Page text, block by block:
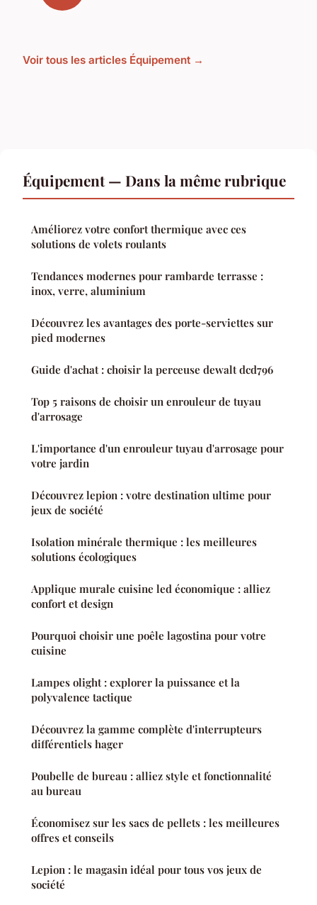
Voir tous les articles Équipement →
Équipement — Dans la même rubrique
Améliorez votre confort thermique avec ces
solutions de volets roulants
Tendances modernes pour rambarde terrasse :
inox, verre, aluminium
Découvrez les avantages des porte-serviettes sur
pied modernes
Guide d'achat : choisir la perceuse dewalt dcd796
Top 5 raisons de choisir un enrouleur de tuyau
d'arrosage
L'importance d'un enrouleur tuyau d'arrosage pour
votre jardin
Découvrez lepion : votre destination ultime pour
jeux de société
Isolation minérale thermique : les meilleures
solutions écologiques
Applique murale cuisine led économique : alliez
confort et design
Pourquoi choisir une poêle lagostina pour votre
cuisine
Lampes olight : explorer la puissance et la
polyvalence tactique
Découvrez la gamme complète d'interrupteurs
différentiels hager
Poubelle de bureau : alliez style et fonctionnalité
au bureau
Économisez sur les sacs de pellets : les meilleures
offres et conseils
Lepion : le magasin idéal pour tous vos jeux de
société